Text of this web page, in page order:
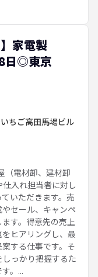
家電製
日◎東京
ちご高田馬場ビル
（電材卸、建材卸
入れ担当者に対し
いただきます。売
セール、キャンペ
す。得意先の売上
ヒアリングし、最
する仕事です。そ
っかり把握するた
。...